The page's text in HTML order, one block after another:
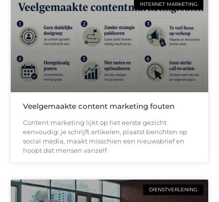
INTERNET MARKETING
Veelgemaakte content marketing fouten
Content marketing lijkt op het eerste gezicht
eenvoudig: je schrijft artikelen, plaatst berichten op
social media, maakt misschien een nieuwsbrief en
hoopt dat mensen vanzelf
DIENSTVERLENING